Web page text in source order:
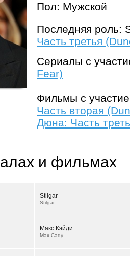
Пол: Мужской
Последняя роль:
Часть третья
Сериалы с
Fear)
Фильмы с
Часть вторая
Дюна: Часть
и фильмах
Stilgar
Stilgar
Макс Кэйди
Max Cady